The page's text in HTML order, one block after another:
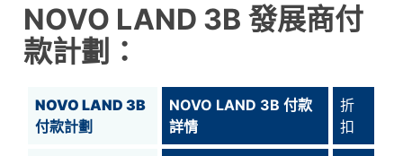
NOVO LAND 3B 發展商付
款計劃：
NOVO LAND 3B
付款計劃
NOVO LAND 3B 付款
詳情
折
扣